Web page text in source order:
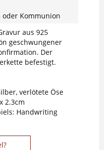
Kommunion
aus 925
geschwungener
Der
befestigt.
verlötete Öse
2.3cm
Handwriting